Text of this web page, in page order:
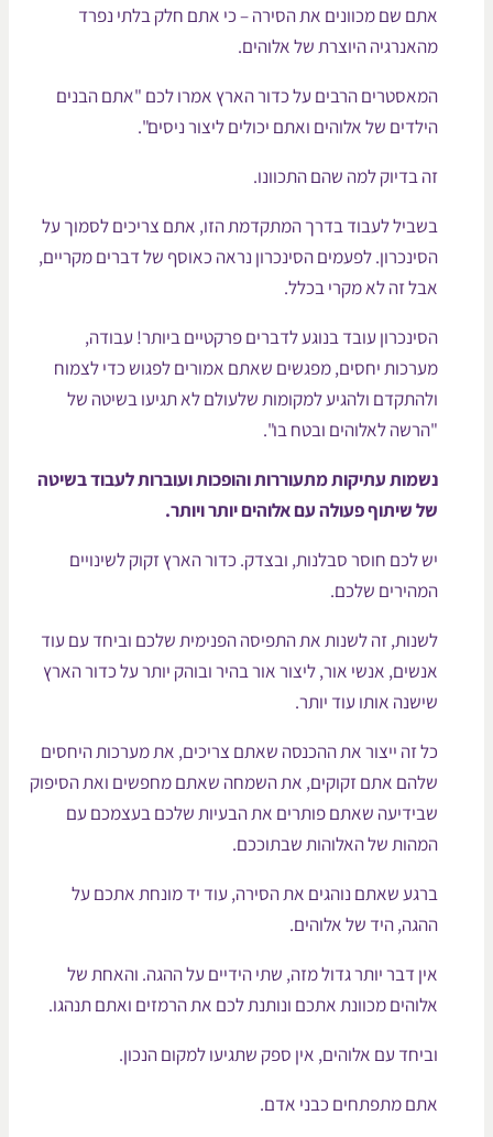
שם מכוונים את הסירה – כי אתם חלק בלתי נפרד
היוצרת של אלוהים.
הרבים על כדור הארץ אמרו לכם "אתם הבנים
של אלוהים ואתם יכולים ליצור ניסים".
בדיוק למה שהם התכוונו.
לעבוד בדרך המתקדמת הזו, אתם צריכים לסמוך על
לפעמים הסינכרון נראה כאוסף של דברים מקריים,
זה לא מקרי בכלל.
עובד בנוגע לדברים פרקטיים ביותר! עבודה,
יחסים, מפגשים שאתם אמורים לפגוש כדי לצמוח
ולהגיע למקומות שלעולם לא תגיעו בשיטה של
לאלוהים ובטח בו".
עתיקות מתעוררות והופכות ועוברות לעבוד בשיטה
שיתוף פעולה עם אלוהים יותר ויותר.
לכם חוסר סבלנות, ובצדק. כדור הארץ זקוק לשינויים
שלכם.
זה לשנות את התפיסה הפנימית שלכם וביחד עם עוד
אנשי אור, ליצור אור בהיר ובוהק יותר על כדור הארץ
אותו עוד יותר.
זה ייצור את ההכנסה שאתם צריכים, את מערכות היחסים
אתם זקוקים, את השמחה שאתם מחפשים ואת הסיפוק
שאתם פותרים את הבעיות שלכם בעצמכם עם
של האלוהות שבתוככם.
שאתם נוהגים את הסירה, עוד יד מונחת אתכם על
היד של אלוהים.
דבר יותר גדול מזה, שתי הידיים על ההגה. והאחת של
מכוונת אתכם ונותנת לכם את הרמזים ואתם תנהגו.
עם אלוהים, אין ספק שתגיעו למקום הנכון.
מתפתחים כבני אדם.